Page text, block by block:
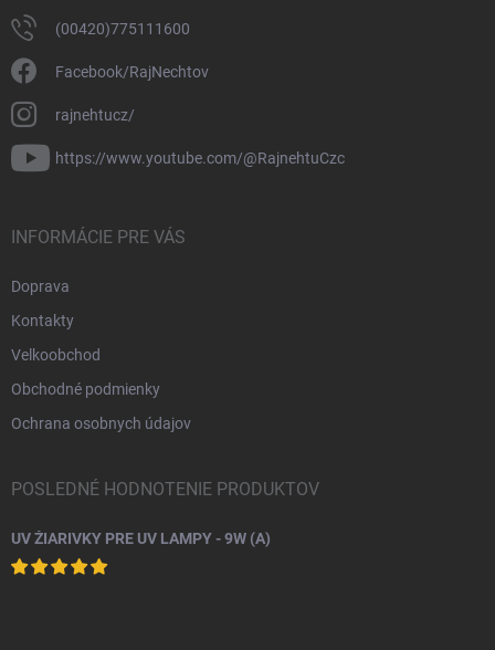
(00420)775111600
Facebook/RajNechtov
rajnehtucz/
https://www.youtube.com/@RajnehtuCzc
INFORMÁCIE PRE VÁS
Doprava
Kontakty
Velkoobchod
Obchodné podmienky
Ochrana osobnych údajov
POSLEDNÉ HODNOTENIE PRODUKTOV
UV ŽIARIVKY PRE UV LAMPY - 9W (A)